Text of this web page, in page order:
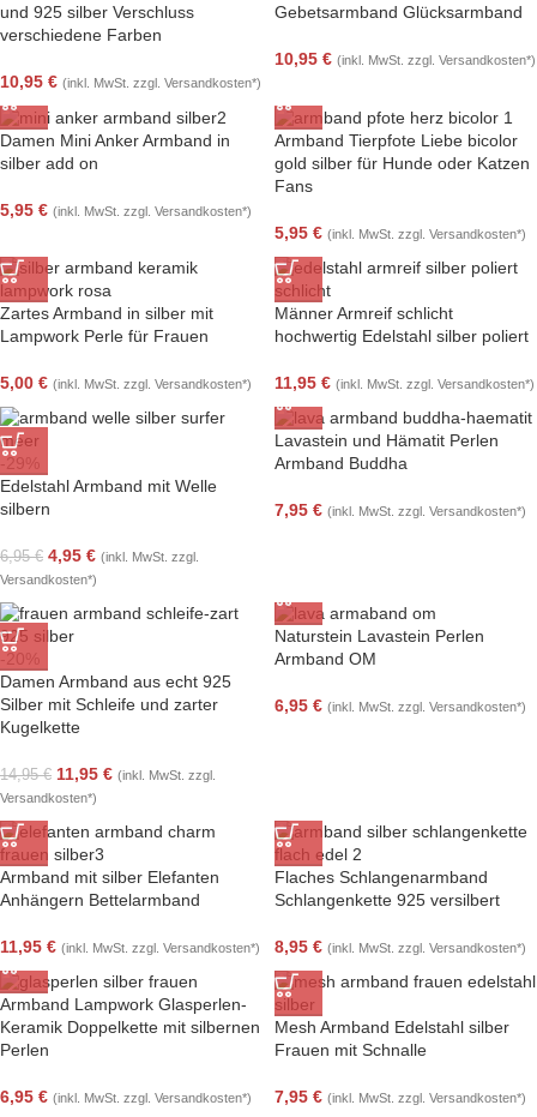
und 925 silber Verschluss
verschiedene Farben
10,95 € (inkl. MwSt. zzgl. Versandkosten*)
Gebetsarmband Glücksarmband
10,95 € (inkl. MwSt. zzgl. Versandkosten*)
Damen Mini Anker Armband in
silber add on
5,95 € (inkl. MwSt. zzgl. Versandkosten*)
Armband Tierpfote Liebe bicolor
gold silber für Hunde oder Katzen
Fans
5,95 € (inkl. MwSt. zzgl. Versandkosten*)
Zartes Armband in silber mit
Lampwork Perle für Frauen
5,00 € (inkl. MwSt. zzgl. Versandkosten*)
Männer Armreif schlicht
hochwertig Edelstahl silber poliert
11,95 € (inkl. MwSt. zzgl. Versandkosten*)
-29%
Edelstahl Armband mit Welle
silbern
6,95€ 4,95 € (inkl. MwSt. zzgl.
Versandkosten*)
Lavastein und Hämatit Perlen
Armband Buddha
7,95 € (inkl. MwSt. zzgl. Versandkosten*)
-20%
Damen Armband aus echt 925
Silber mit Schleife und zarter
Kugelkette
14,95€ 11,95 € (inkl. MwSt. zzgl.
Versandkosten*)
Naturstein Lavastein Perlen
Armband OM
6,95 € (inkl. MwSt. zzgl. Versandkosten*)
Armband mit silber Elefanten
Anhängern Bettelarmband
11,95 € (inkl. MwSt. zzgl. Versandkosten*)
Flaches Schlangenarmband
Schlangenkette 925 versilbert
8,95 € (inkl. MwSt. zzgl. Versandkosten*)
Armband Lampwork Glasperlen-
Keramik Doppelkette mit silbernen
Perlen
6,95 € (inkl. MwSt. zzgl. Versandkosten*)
Mesh Armband Edelstahl silber
Frauen mit Schnalle
7,95 € (inkl. MwSt. zzgl. Versandkosten*)